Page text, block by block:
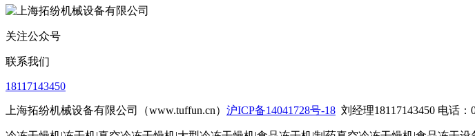
关注公众号
联系我们
18117143450
上海拓纷机械设备有限公司（www.tuffun.cn） 沪ICP备14041728号-18 刘经理18117143450 电话：